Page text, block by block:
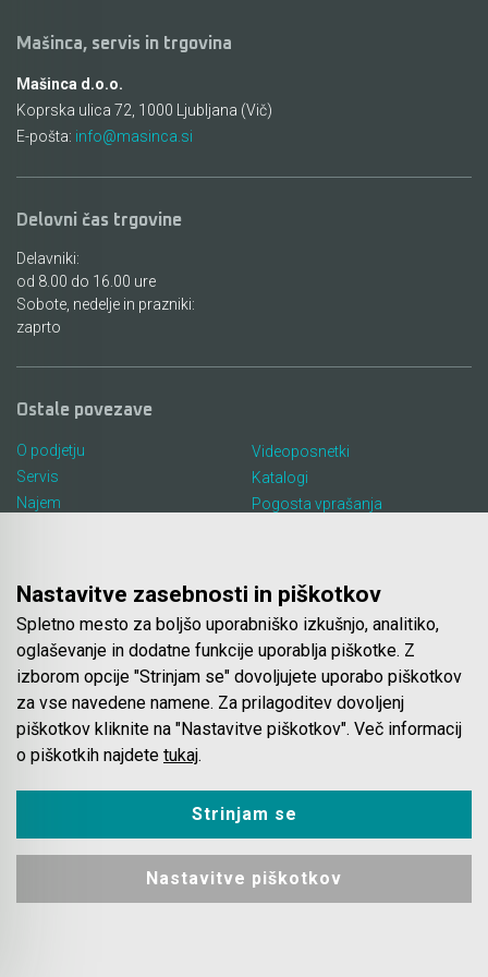
Mašinca, servis in trgovina
Mašinca d.o.o.
Koprska ulica 72, 1000 Ljubljana (Vič)
E-pošta: info@masinca.si
Delovni čas trgovine
Delavniki:
od 8.00 do 16.00 ure
Sobote, nedelje in prazniki:
zaprto
Ostale povezave
O podjetju
Servis
Najem
Videoposnetki
Katalogi
Pogosta vprašanja
Spletna trgovina
Pogoji poslovanja
Plačila
Odstop od nakupa
Dostava
Nastavitve zasebnosti in piškotkov
Spletno mesto za boljšo uporabniško izkušnjo, analitiko,
oglaševanje in dodatne funkcije uporablja piškotke. Z
izborom opcije "Strinjam se" dovoljujete uporabo piškotkov
za vse navedene namene. Za prilagoditev dovoljenj
piškotkov kliknite na "Nastavitve piškotkov". Več informacij
o piškotkih najdete tukaj.
Strinjam se
Nastavitve piškotkov
Akumulatorski vezalci in rezalniki armature &
Akumulatorska mikrovalovna pečica